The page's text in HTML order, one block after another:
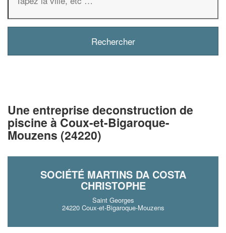
Une entreprise deconstruction de
piscine à Coux-et-Bigaroque-
Mouzens (24220)
SOCIÉTÉ MARTINS DA COSTA
CHRISTOPHE
Saint Georges
24220 Coux-et-Bigaroque-Mouzens
Vous êtes un
professionnel ?
nouveaux clients!
En savoir plus